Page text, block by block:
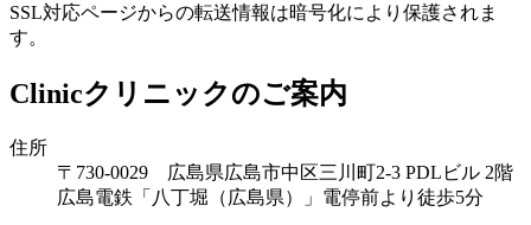
SSL対応ページからの転送情報は暗号化により保護されま
す。
Clinicクリニックのご案内
住所
〒730-0029 広島県広島市中区三川町2-3 PDLビル 2階
広島電鉄「八丁堀（広島県）」電停前より徒歩5分